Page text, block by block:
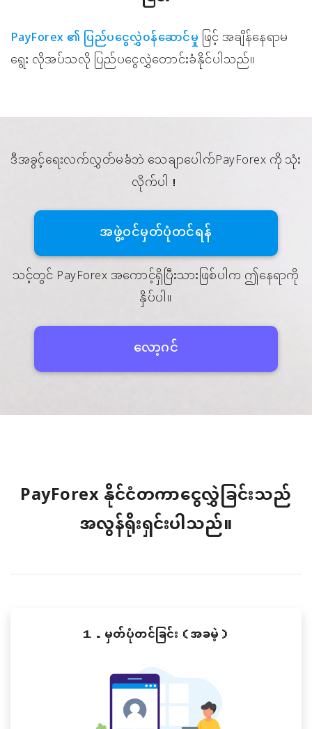
PayForex ၏ ပြည်ပငွေလွှဲ၀န်ဆောင်မှု ဖြင့် အချိန်နေရာမ
ရွေး လိုအပ်သလို ပြည်ပငွေလွှဲတောင်းခံနိုင်ပါသည်။
ဒီအခွင့်ရေးလက်လွှတ်မခံဘဲ သေချာပေါက်PayForex ကို သုံး
လိုက်ပါ！
သင့်တွင် PayForex အကောင့်ရှိပြီးသားဖြစ်ပါက ဤနေရာကို
နှိပ်ပါ။
အဖွဲ့၀င်မှတ်ပုံတင်ရန်
လော့ဂင်
PayForex နိုင်ငံတကာငွေလွှဲခြင်းသည်
အလွန်ရိုးရှင်းပါသည်။
１．မှတ်ပုံတင်ခြင်း（အခမဲ့）